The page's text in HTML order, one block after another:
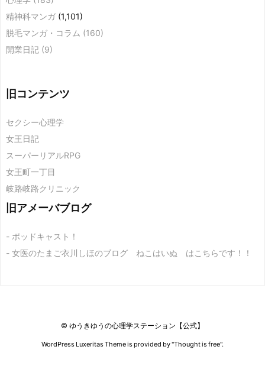
精神科マンガ (1,101)
脱毛マンガ・コラム (160)
開業日記 (9)
旧コンテンツ
セクシー心理学
女王日記
スーパーリアルRPG
女王町一丁目
岐路岐路クリニック
旧アメーバブログ
- ポッドキャスト！
- 女医のたまご衣川しほのブログ ねこはいぬ はこちらです！！
© ゆうきゆうの心理学ステーション【公式】
WordPress Luxeritas Theme is provided by "Thought is free".